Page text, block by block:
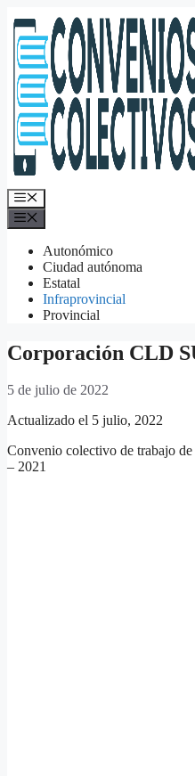
al
contenido
Menú
Autonómico
Ciudad autónoma
Estatal
Infraprovincial
Provincial
Corporación CLD
5 de julio de 2022
Actualizado el 5 julio, 2022
Convenio colectivo de trabajo
– 2021